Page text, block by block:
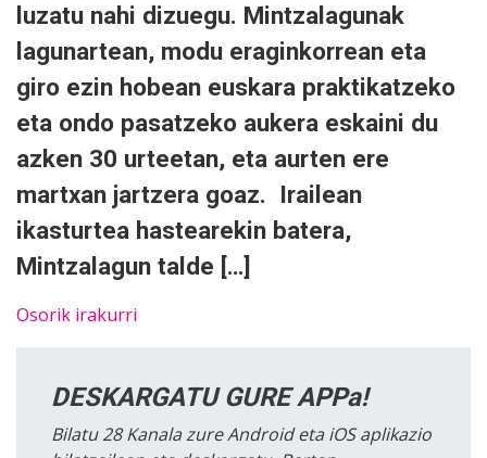
luzatu nahi dizuegu. Mintzalagunak
lagunartean, modu eraginkorrean eta
giro ezin hobean euskara praktikatzeko
eta ondo pasatzeko aukera eskaini du
azken 30 urteetan, eta aurten ere
martxan jartzera goaz. Irailean
ikasturtea hastearekin batera,
Mintzalagun talde […]
Osorik irakurri
DESKARGATU GURE APPa!
Bilatu 28 Kanala zure Android eta iOS aplikazio